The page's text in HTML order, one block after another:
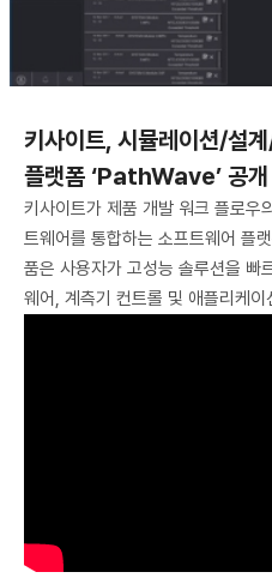
키사이트, 시뮬레이션/설
플랫폼 ‘PathWave’ 공개
키사이트가 제품 개발 워크 플로우
트웨어를 통합하는 소프트웨어 플
품은 사용자가 고성능 솔루션을 빠
웨어, 계측기 컨트롤 및 애플리케